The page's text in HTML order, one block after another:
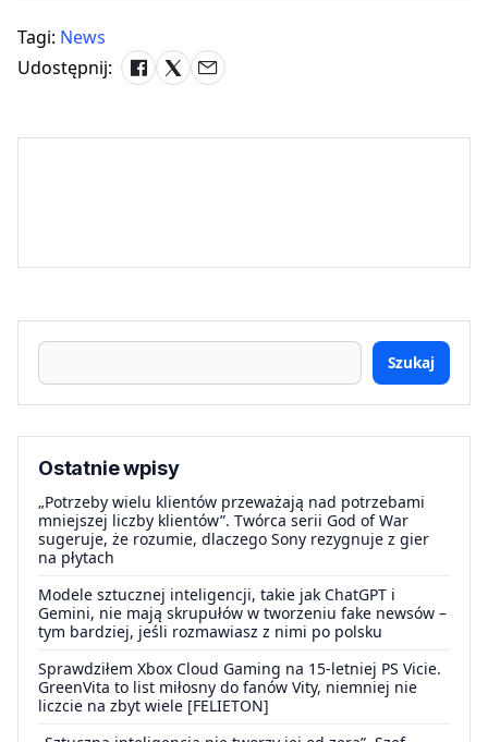
Tagi: News
Udostępnij:
Szukaj
Ostatnie wpisy
„Potrzeby wielu klientów przeważają nad potrzebami
mniejszej liczby klientów”. Twórca serii God of War
sugeruje, że rozumie, dlaczego Sony rezygnuje z gier
na płytach
Modele sztucznej inteligencji, takie jak ChatGPT i
Gemini, nie mają skrupułów w tworzeniu fake newsów –
tym bardziej, jeśli rozmawiasz z nimi po polsku
Sprawdziłem Xbox Cloud Gaming na 15-letniej PS Vicie.
GreenVita to list miłosny do fanów Vity, niemniej nie
liczcie na zbyt wiele [FELIETON]